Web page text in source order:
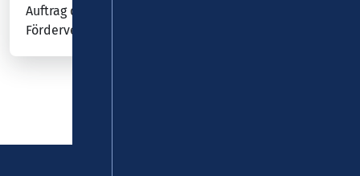
Auftrag des Rhein-Lahn-Kreises erfolgreich an einem
Förderverfahren des Bundes für Elektro-Busse…